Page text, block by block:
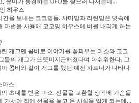
하우스
간을 보내는 코코밍들. 샤미밍과 리린밍은 빗속에
마법을 사용해 코코밍 하우스에 비를 내리게 하는
개그맨 콤비로 이야기를 꽃피우는 미소와 코코
들의 개그가 뜨뜻미지근해졌다며 아쉬워한다. 그
콤비와 같이 개그를 했던 예전 파트너가 나타나
마스
초대를 받은 미소. 선물을 교환할 생각에 가슴을
가서야 집에 선물을 놓고 온 사실을 알게 되는데…